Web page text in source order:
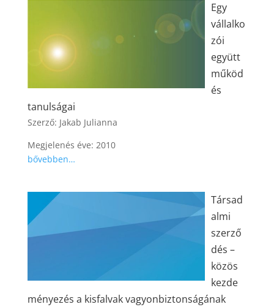
Egy
vállalko
zói
együtt
működ
és
tanulságai
Szerző: Jakab Julianna
Megjelenés éve: 2010
bővebben…
Társad
almi
szerző
dés –
közös
kezde
ményezés a kisfalvak vagyonbiztonságának